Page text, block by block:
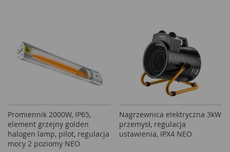
Promiennik 2000W, IP65,
element grzejny golden
halogen lamp, pilot, regulacja
mocy 2 poziomy NEO
Nagrzewnica elektryczna 3kW
przemysł, regulacja
ustawienia, IPX4 NEO